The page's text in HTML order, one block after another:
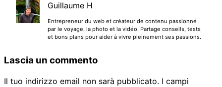
Guillaume H
Entrepreneur du web et créateur de contenu passionné
par le voyage, la photo et la vidéo. Partage conseils, tests
et bons plans pour aider à vivre pleinement ses passions.
Lascia un commento
Il tuo indirizzo email non sarà pubblicato. I campi